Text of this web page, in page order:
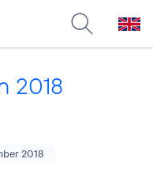
2018
2018